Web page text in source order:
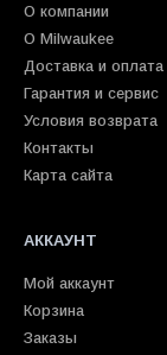
О компании
О Milwaukee
Доставка и оплата
Гарантия и сервис
Условия возврата
Контакты
Карта сайта
АККАУНТ
Мой аккаунт
Корзина
Заказы